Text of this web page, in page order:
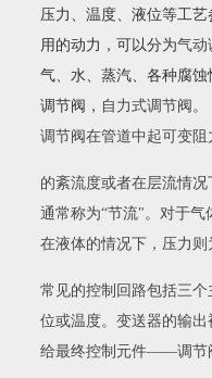
压力、温度、液位等工
用的动力，可以分为气动
气、水、蒸汽、各种腐
调节阀， 自力式调节阀 。
调节阀在管道中起可变
的紊流度或者在层流情
通常称为“节流"。对于
在液体的情况下，压力
常见的控制回路包括三
位或温度。变送器的输
给最终控制元件——调节